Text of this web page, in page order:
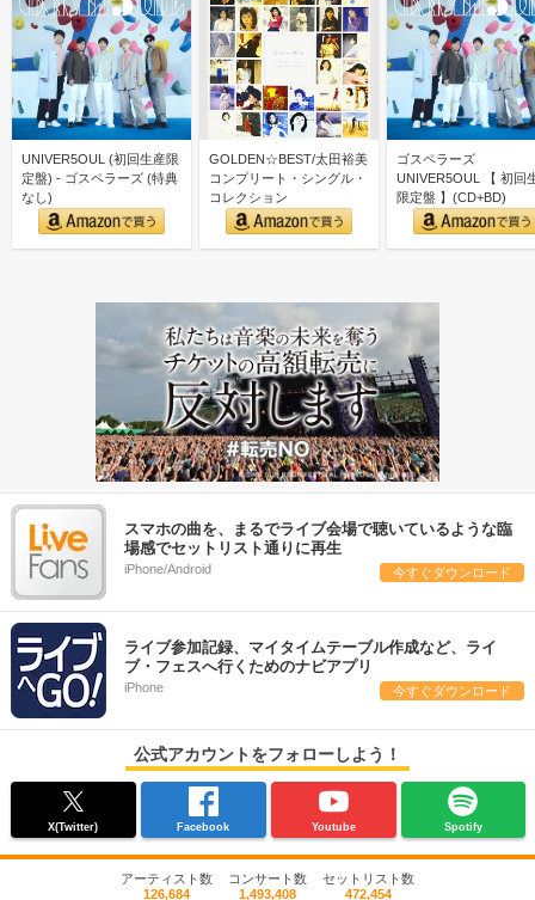
UNIVER5OUL (初回生産限
定盤) - ゴスペラーズ (特典
なし)
GOLDEN☆BEST/太田裕美
コンプリート・シングル・
コレクション
ゴスペラーズ
UNIVER5OUL 【 初回
限定盤 】(CD+BD)
スマホの曲を、まるでライブ会場で聴いているような臨
場感でセットリスト通りに再生
iPhone/Android 今すぐダウンロード
ライブ参加記録、マイタイムテーブル作成など、ライ
ブ・フェスへ行くためのナビアプリ
iPhone 今すぐダウンロード
公式アカウントをフォローしよう！
X(Twitter) Facebook Youtube Spotify
アーティスト数
126,684
コンサート数
1,493,408
セットリスト数
472,454